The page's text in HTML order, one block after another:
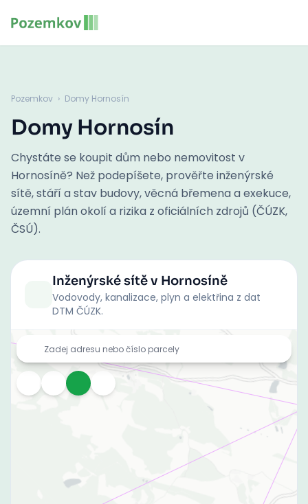
Pozemkov › Domy Hornosín
Domy Hornosín
Chystáte se koupit dům nebo nemovitost v
Hornosíně? Než podepíšete, prověřte inženýrské
sítě, stáří a stav budovy, věcná břemena a exekuce,
územní plán okolí a rizika z oficiálních zdrojů (ČÚZK,
ČSÚ).
Inženýrské sítěv Hornosíně
Vodovody, kanalizace, plyn a elektřina z dat
DTM ČÚZK.